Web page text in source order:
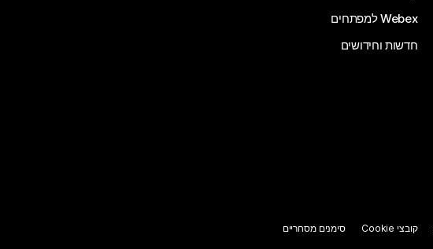
Webex למפתחים
חדשות וחידושים
קובצי Cookie סימנים מסחריים